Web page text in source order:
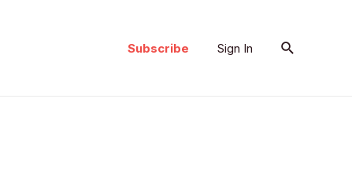
Subscribe Sign In Search